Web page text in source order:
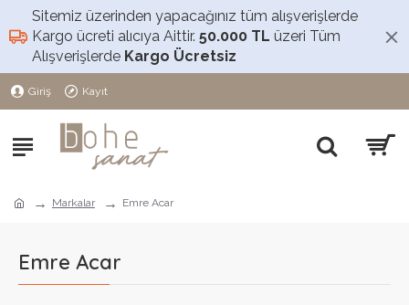
Sitemiz üzerinden yapacağınız tüm alışverişlerde
Kargo ücreti alıcıya Aittir. 50.000 TL üzeri Tüm
Alışverişlerde Kargo Ücretsiz
Giriş Kayıt
Markalar Emre Acar
Emre Acar